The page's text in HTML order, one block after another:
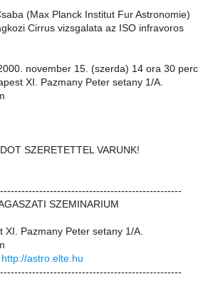
(Max Planck Institut Fur Astronomie)
Cirrus vizsgalata az ISO infravoros
november 15. (szerda) 14 ora 30 perc
XI. Pazmany Peter setany 1/A.
SZERETETTEL VARUNK!
SZEMINARIUM
XI. Pazmany Peter setany 1/A.
http://astro.elte.hu